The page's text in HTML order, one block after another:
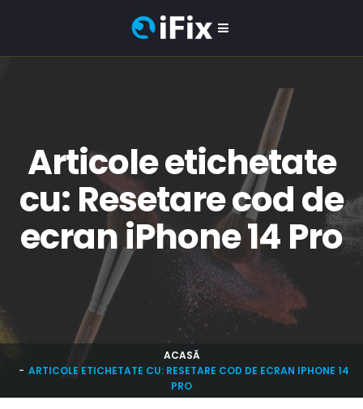
Articole etichetate
cu: Resetare cod de
ecran iPhone 14 Pro
ACASĂ
ARTICOLE ETICHETATE CU: RESETARE COD DE ECRAN IPHONE 14
PRO